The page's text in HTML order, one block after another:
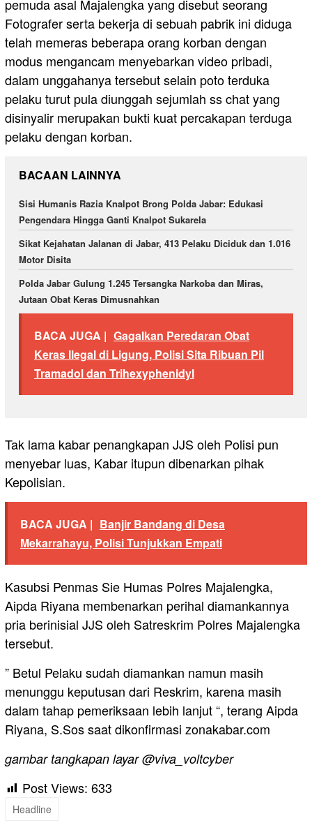
pemuda asal Majalengka yang disebut seorang
Fotografer serta bekerja di sebuah pabrik ini diduga
telah memeras beberapa orang korban dengan
modus mengancam menyebarkan video pribadi,
dalam unggahanya tersebut selain poto terduka
pelaku turut pula diunggah sejumlah ss chat yang
disinyalir merupakan bukti kuat percakapan terduga
pelaku dengan korban.
BACAAN LAINNYA
Sisi Humanis Razia Knalpot Brong Polda Jabar: Edukasi
Pengendara Hingga Ganti Knalpot Sukarela
Sikat Kejahatan Jalanan di Jabar, 413 Pelaku Diciduk dan 1.016
Motor Disita
Polda Jabar Gulung 1.245 Tersangka Narkoba dan Miras,
Jutaan Obat Keras Dimusnahkan
BACA JUGA | Gagalkan Peredaran Obat
Keras Ilegal di Ligung, Polisi Sita Ribuan Pil
Tramadol dan Trihexyphenidyl
Tak lama kabar penangkapan JJS oleh Polisi pun
menyebar luas, Kabar itupun dibenarkan pihak
Kepolisian.
BACA JUGA | Banjir Bandang di Desa
Mekarrahayu, Polisi Tunjukkan Empati
Kasubsi Penmas Sie Humas Polres Majalengka,
Aipda Riyana membenarkan perihal diamankannya
pria berinisial JJS oleh Satreskrim Polres Majalengka
tersebut.
” Betul Pelaku sudah diamankan namun masih
menunggu keputusan dari Reskrim, karena masih
dalam tahap pemeriksaan lebih lanjut “, terang Aipda
Riyana, S.Sos saat dikonfirmasi zonakabar.com
gambar tangkapan layar @viva_voltcyber
Post Views: 633
Headline